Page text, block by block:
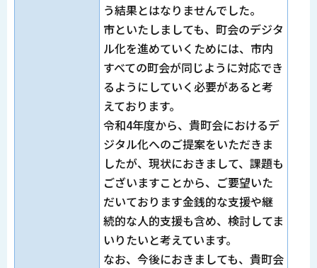
う結果とはなりませんでした。
市といたしましても、町会のデジタ
ル化を進めていくためには、市内
すべての町会が同じように対応でき
るようにしていく必要があると考
えております。
令和4年度から、貴町会におけるデ
ジタル化へのご提案をいただきま
したが、現状におきまして、課題も
ございますことから、ご要望いた
だいております金銭的な支援や継
続的な人的支援も含め、検討してま
いりたいと考えています。
なお、今後におきましても、貴町会